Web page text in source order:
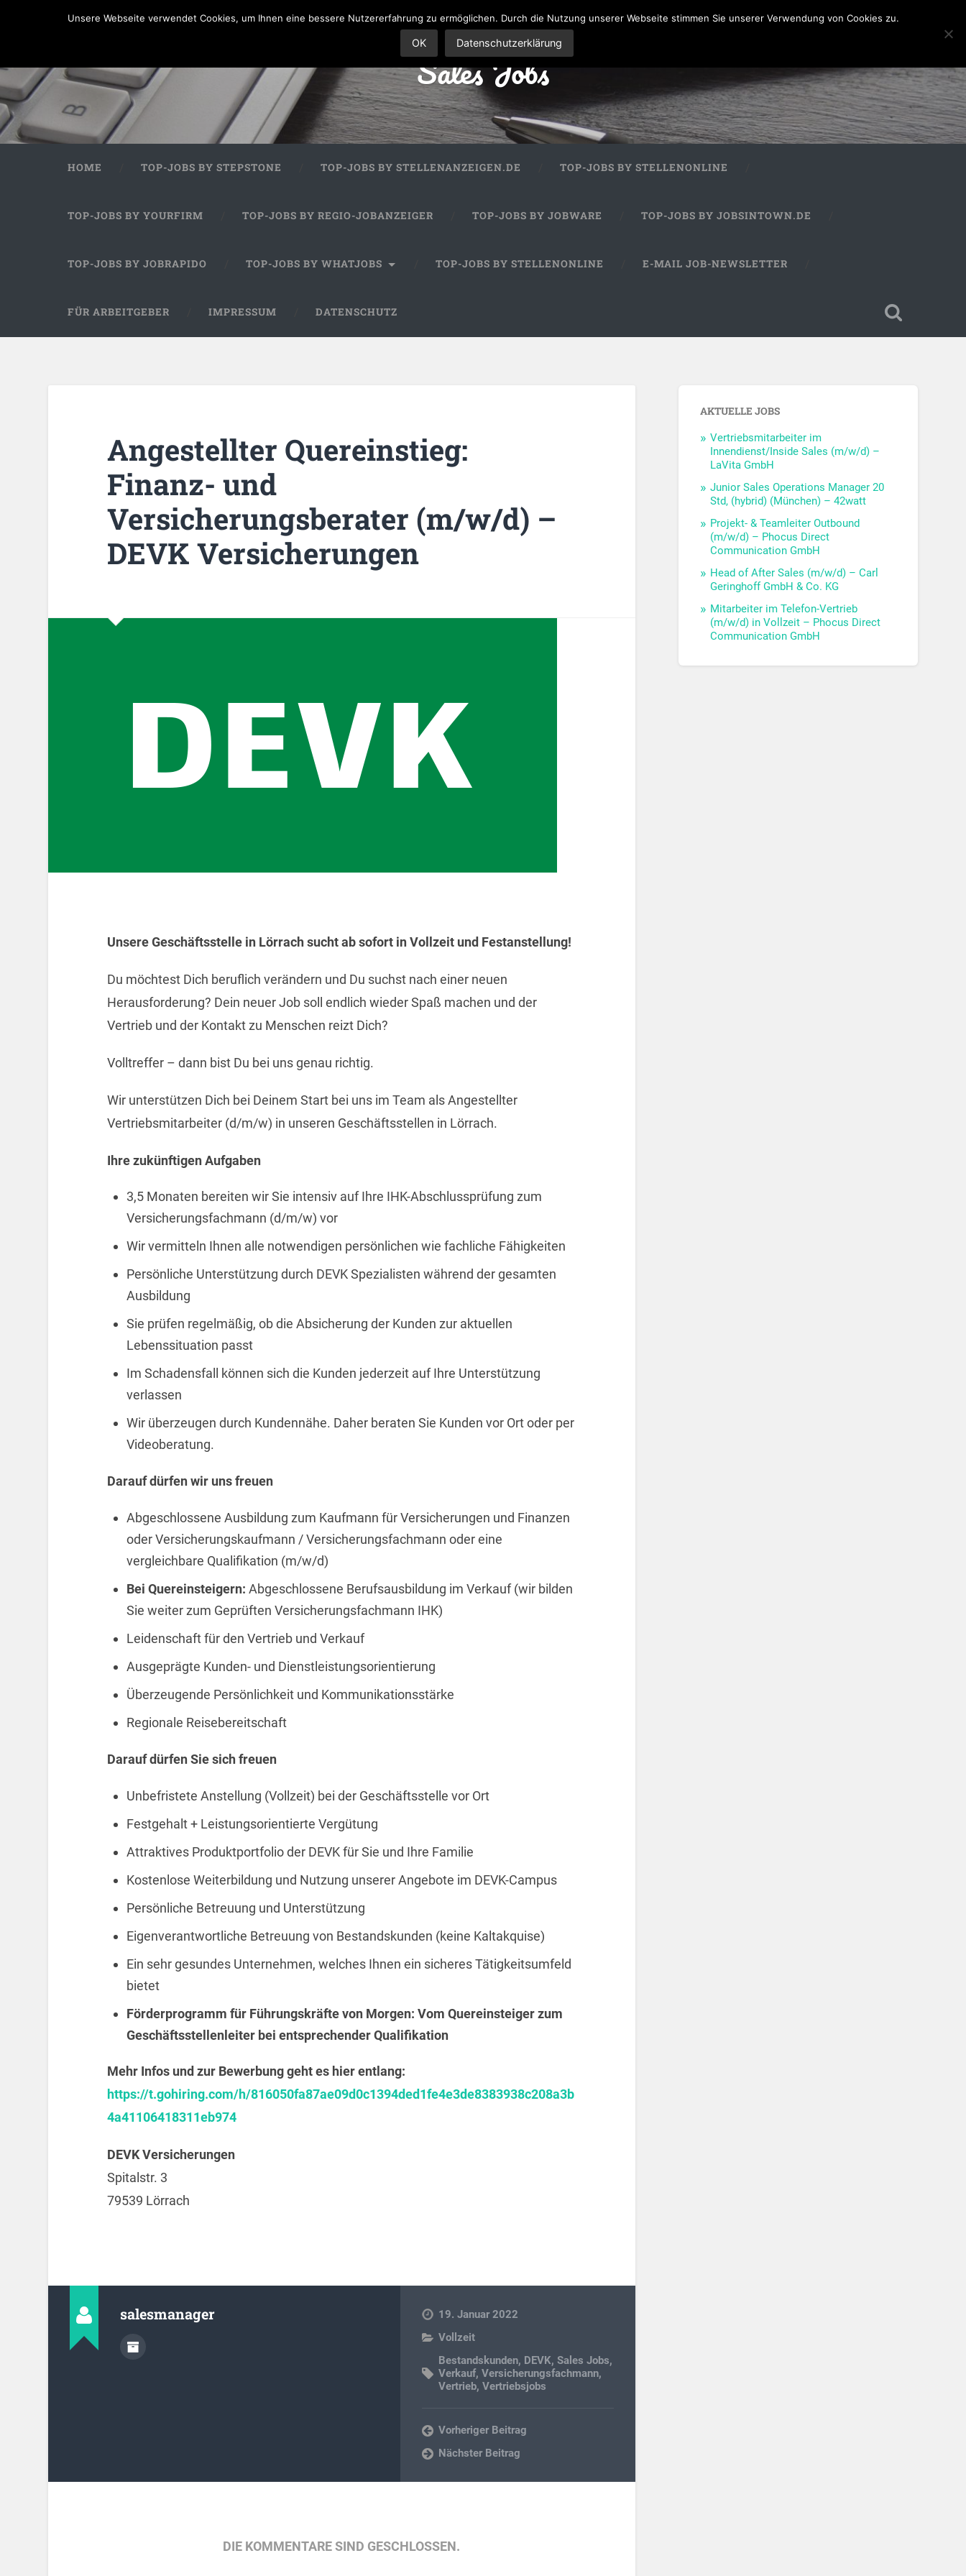
Sales Jobs
HOME TOP-JOBS BY STEPSTONE TOP-JOBS BY STELLENANZEIGEN.DE TOP-JOBS BY STELLENONLINE
TOP-JOBS BY YOURFIRM TOP-JOBS BY REGIO-JOBANZEIGER TOP-JOBS BY JOBWARE TOP-JOBS BY JOBSINTOWN.DE
TOP-JOBS BY JOBRAPIDO TOP-JOBS BY WHATJOBS TOP-JOBS BY STELLENONLINE E-MAIL JOB-NEWSLETTER
FÜR ARBEITGEBER IMPRESSUM DATENSCHUTZ
Angestellter Quereinstieg:
Finanz- und
Versicherungsberater (m/w/d) –
DEVK Versicherungen
Unsere Geschäftsstelle in Lörrach sucht ab sofort in Vollzeit und Festanstellung!
Du möchtest Dich beruflich verändern und Du suchst nach einer neuen
Herausforderung? Dein neuer Job soll endlich wieder Spaß machen und der
Vertrieb und der Kontakt zu Menschen reizt Dich?
Volltreffer – dann bist Du bei uns genau richtig.
Wir unterstützen Dich bei Deinem Start bei uns im Team als Angestellter
Vertriebsmitarbeiter (d/m/w) in unseren Geschäftsstellen in Lörrach.
Ihre zukünftigen Aufgaben
3,5 Monaten bereiten wir Sie intensiv auf Ihre IHK-Abschlussprüfung zum
Versicherungsfachmann (d/m/w) vor
Wir vermitteln Ihnen alle notwendigen persönlichen wie fachliche Fähigkeiten
Persönliche Unterstützung durch DEVK Spezialisten während der gesamten
Ausbildung
Sie prüfen regelmäßig, ob die Absicherung der Kunden zur aktuellen
Lebenssituation passt
Im Schadensfall können sich die Kunden jederzeit auf Ihre Unterstützung
verlassen
Wir überzeugen durch Kundennähe. Daher beraten Sie Kunden vor Ort oder per
Videoberatung.
Darauf dürfen wir uns freuen
Abgeschlossene Ausbildung zum Kaufmann für Versicherungen und Finanzen
oder Versicherungskaufmann / Versicherungsfachmann oder eine
vergleichbare Qualifikation (m/w/d)
Bei Quereinsteigern: Abgeschlossene Berufsausbildung im Verkauf (wir bilden
Sie weiter zum Geprüften Versicherungsfachmann IHK)
Leidenschaft für den Vertrieb und Verkauf
Ausgeprägte Kunden- und Dienstleistungsorientierung
Überzeugende Persönlichkeit und Kommunikationsstärke
Regionale Reisebereitschaft
Darauf dürfen Sie sich freuen
Unbefristete Anstellung (Vollzeit) bei der Geschäftsstelle vor Ort
Festgehalt + Leistungsorientierte Vergütung
Attraktives Produktportfolio der DEVK für Sie und Ihre Familie
Kostenlose Weiterbildung und Nutzung unserer Angebote im DEVK-Campus
Persönliche Betreuung und Unterstützung
Eigenverantwortliche Betreuung von Bestandskunden (keine Kaltakquise)
Ein sehr gesundes Unternehmen, welches Ihnen ein sicheres Tätigkeitsumfeld
bietet
Förderprogramm für Führungskräfte von Morgen: Vom Quereinsteiger zum
Geschäftsstellenleiter bei entsprechender Qualifikation
Mehr Infos und zur Bewerbung geht es hier entlang:
https://t.gohiring.com/h/816050fa87ae09d0c1394ded1fe4e3de8383938c208a3b
4a41106418311eb974
DEVK Versicherungen
Spitalstr. 3
79539 Lörrach
salesmanager
19. Januar 2022
Vollzeit
Bestandskunden, DEVK,Sales Jobs,
Verkauf,Versicherungsfachmann,
Vertrieb,Vertriebsjobs
Vorheriger Beitrag
Nächster Beitrag
DIE KOMMENTARE SIND GESCHLOSSEN.
AKTUELLE JOBS
Vertriebsmitarbeiter im
Innendienst/Inside Sales (m/w/d) –
LaVita GmbH
Junior Sales Operations Manager 20
Std, (hybrid) (München) – 42watt
Projekt- & Teamleiter Outbound
(m/w/d) – Phocus Direct
Communication GmbH
Head of After Sales (m/w/d) – Carl
Geringhoff GmbH & Co. KG
Mitarbeiter im Telefon-Vertrieb
(m/w/d) in Vollzeit – Phocus Direct
Communication GmbH
Unsere Webseite verwendet Cookies, um Ihnen eine bessere Nutzererfahrung zu ermöglichen. Durch die Nutzung unserer Webseite stimmen Sie unserer Verwendung von Cookies zu.
OK Datenschutzerklärung